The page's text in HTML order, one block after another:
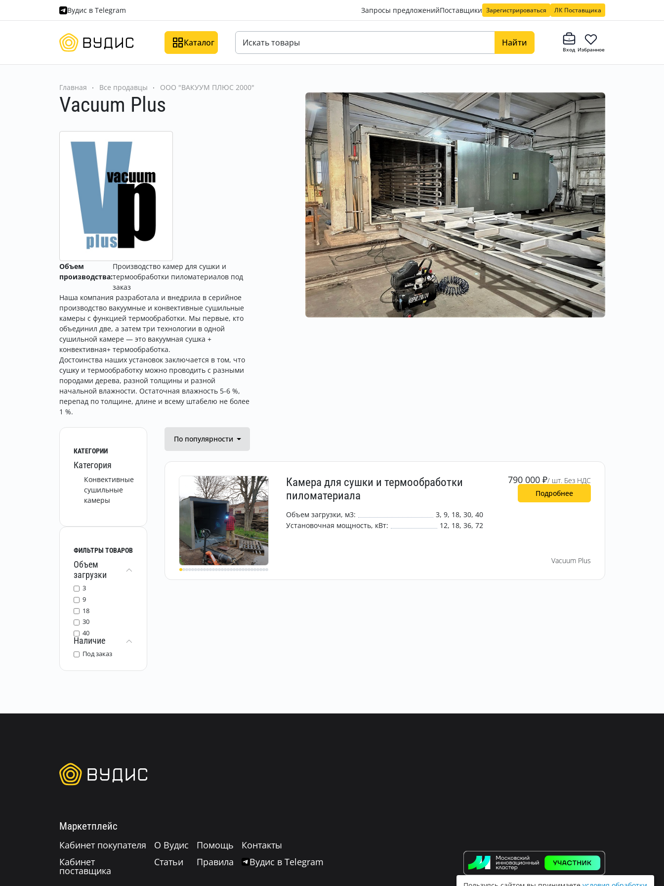
Вудис в Telegram Запросы предложенийПоставщики Зарегистрироваться ЛК Поставщика
Каталог Найти
Вход Избранное
Главная Все продавцы ООО "ВАКУУМ ПЛЮС 2000"
Vacuum Plus
Объем
производства:
Производство камер для сушки и
термообработки пиломатериалов под
заказ
Наша компания разработала и внедрила в серийное
производство вакуумные и конвективные сушильные
камеры с функцией термообработки. Мы первые, кто
объединил две, а затем три технологии в одной
сушильной камере — это вакуумная сушка +
конвективная+ термообработка.
Достоинства наших установок заключается в том, что
сушку и термообработку можно проводить с разными
породами дерева, разной толщины и разной
начальной влажности. Остаточная влажность 5-6 %,
перепад по толщине, длине и всему штабелю не более
1 %.
КАТЕГОРИИ
Категория
Конвективные
сушильные
камеры
ФИЛЬТРЫ ТОВАРОВ
Объем
загрузки
3
9
18
30
40
Наличие
Под заказ
По популярности
Камера для сушки и термообработки
пиломатериала
Объем загрузки, м3:
3, 9, 18, 30, 40
Установочная мощность, кВт:
12, 18, 36, 72
790 000 ₽/ шт. Без НДС
Подробнее
Vacuum Plus
Маркетплейс
Кабинет покупателя
Кабинет
поставщика
О Вудис
Статьи
Помощь
Правила
Контакты
Вудис в Telegram